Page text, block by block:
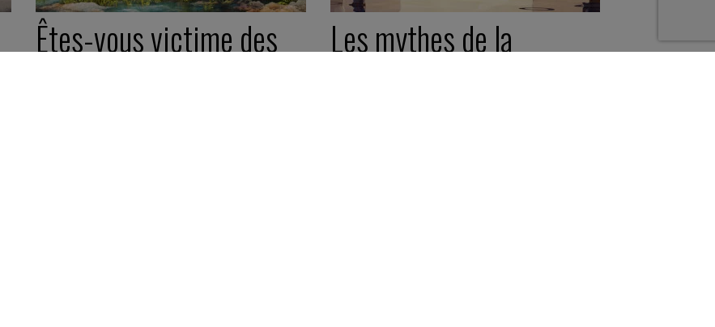
Êtes-vous victime des Les mythes de la